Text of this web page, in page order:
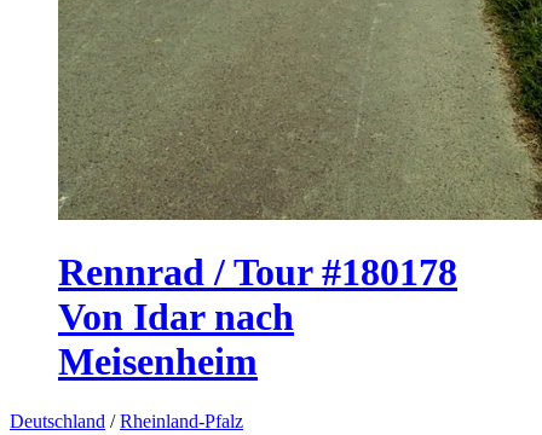
Rennrad / Tour #180178
Von Idar nach
Meisenheim
Deutschland /Rheinland-Pfalz